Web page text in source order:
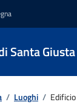
Santa Giusta
/ Luoghi /